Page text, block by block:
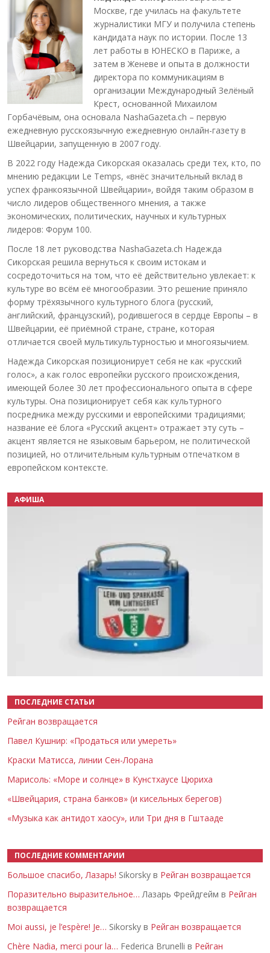
Москве, где училась на факультете
журналистики МГУ и получила степень
кандидата наук по истории. После 13
лет работы в ЮНЕСКО в Париже, а
затем в Женеве и опыта в должности
директора по коммуникациям в
организации Международный Зелёный
Крест, основанной Михаилом
Горбачёвым, она основала NashaGazeta.ch – первую
ежедневную русскоязычную ежедневную онлайн-газету в
Швейцарии, запущенную в 2007 году.
В 2022 году Надежда Сикорская оказалась среди тех, кто, по
мнению редакции Le Temps, «внёс значительный вклад в
успех франкоязычной Швейцарии», войдя таким образом в
число лидеров общественного мнения, а также
экономических, политических, научных и культурных
лидеров: Форум 100.
После 18 лет руководства NashaGazeta.ch Надежда
Сикорская решила вернуться к своим истокам и
сосредоточиться на том, что её действительно увлекает: к
культуре во всём её многообразии. Это решение приняло
форму трёхязычного культурного блога (русский,
английский, французский), родившегося в сердце Европы – в
Швейцарии, её приёмной стране, стране, которая
отличается своей мультикультурностью и многоязычием.
Надежда Сикорская позиционирует себя не как «русский
голос», а как голос европейки русского происхождения,
имеющей более 30 лет профессионального опыта в сфере
культуры. Она позиционирует себя как культурного
посредника между русскими и европейскими традициями;
название её блога «Русский акцент» отражает эту суть –
акцент является не языковым барьером, не политической
позицией, но отличительным культурным отпечатком в
европейском контексте.
АФИША
ПОСЛЕДНИЕ СТАТЬИ
Рейган возвращается
Павел Кушнир: «Продаться или умереть»
Краски Матисса, линии Сен-Лорана
Марисоль: «Море и солнце» в Кунстхаусе Цюриха
«Швейцария, страна банков» (и кисельных берегов)
«Музыка как антидот хаосу», или Три дня в Гштааде
ПОСЛЕДНИЕ КОММЕНТАРИИ
Большое спасибо, Лазарь! Sikorsky в Рейган возвращается
Поразительно выразительное… Лазарь Фрейдгейм в Рейган
возвращается
Moi aussi, je l’espère! Je… Sikorsky в Рейган возвращается
Chère Nadia, merci pour la… Federica Brunelli в Рейган